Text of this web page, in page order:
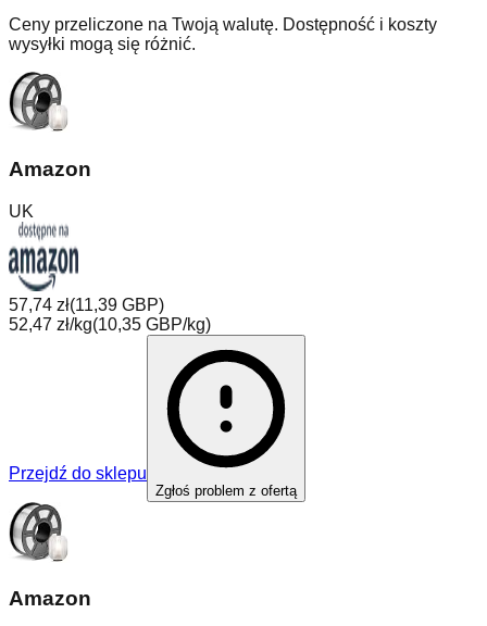
Ceny przeliczone na Twoją walutę. Dostępność i koszty
wysyłki mogą się różnić.
Amazon
UK
57,74 zł(11,39 GBP)
52,47 zł/kg(10,35 GBP/kg)
Przejdź do sklepu
Zgłoś problem z ofertą
Amazon